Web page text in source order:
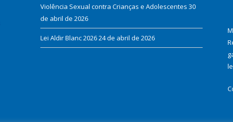
Violência Sexual contra Crianças e Adolescentes 30
de abril de 2026
Lei Aldir Blanc 202624 de abril de 2026